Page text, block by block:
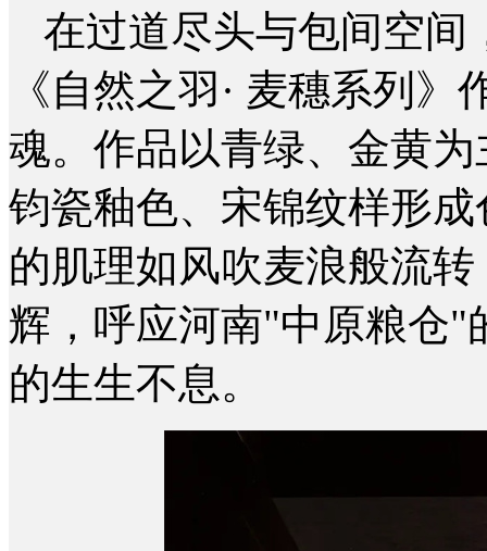
在过道尽头与包间空间
《自然之羽· 麦穗系列
魂。作品以青绿、金黄
钧瓷釉色、宋锦纹样形
的肌理如风吹麦浪般流
辉，呼应河南"中原粮仓"
的生生不息。